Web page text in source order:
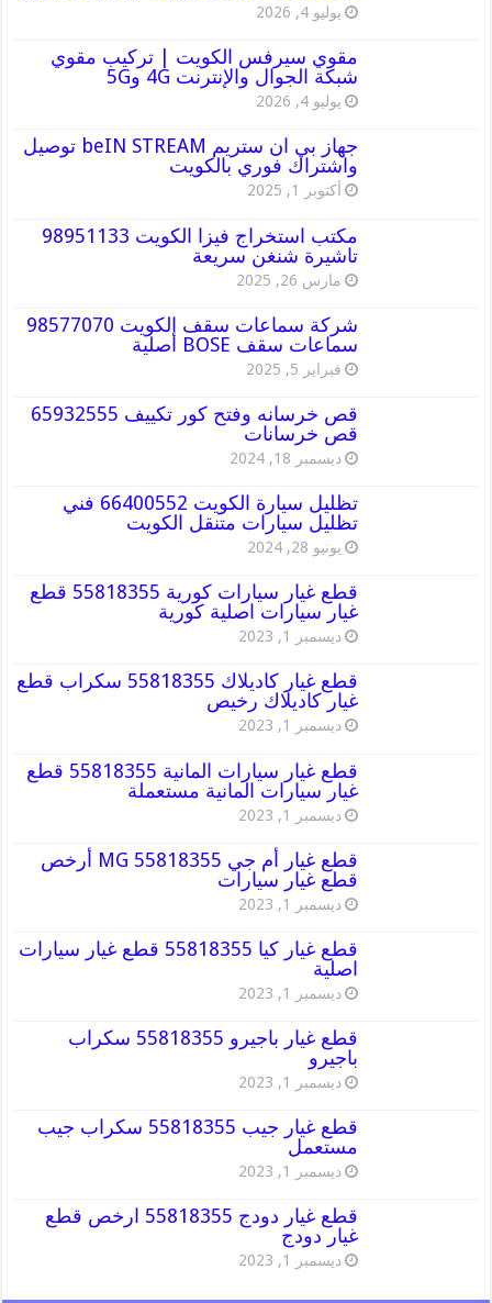
يوليو 4, 2026
مقوي سيرفس الكويت | تركيب مقوي
شبكة الجوال والإنترنت 4G و5G
يوليو 4, 2026
جهاز بي ان ستريم beIN STREAM توصيل
واشتراك فوري بالكويت
أكتوبر 1, 2025
مكتب استخراج فيزا الكويت 98951133
تاشيرة شنغن سريعة
مارس 26, 2025
شركة سماعات سقف الكويت 98577070
سماعات سقف BOSE أصلية
فبراير 5, 2025
قص خرسانه وفتح كور تكييف 65932555
قص خرسانات
ديسمبر 18, 2024
تظليل سيارة الكويت 66400552 فني
تظليل سيارات متنقل الكويت
يونيو 28, 2024
قطع غيار سيارات كورية 55818355 قطع
غيار سيارات اصلية كورية
ديسمبر 1, 2023
قطع غيار كاديلاك 55818355 سكراب قطع
غيار كاديلاك رخيص
ديسمبر 1, 2023
قطع غيار سيارات المانية 55818355 قطع
غيار سيارات المانية مستعملة
ديسمبر 1, 2023
قطع غيار أم جي MG 55818355 أرخص
قطع غيار سيارات
ديسمبر 1, 2023
قطع غيار كيا 55818355 قطع غيار سيارات
اصلية
ديسمبر 1, 2023
قطع غيار باجيرو 55818355 سكراب
باجيرو
ديسمبر 1, 2023
قطع غيار جيب 55818355 سكراب جيب
مستعمل
ديسمبر 1, 2023
قطع غيار دودج 55818355 ارخص قطع
غيار دودج
ديسمبر 1, 2023